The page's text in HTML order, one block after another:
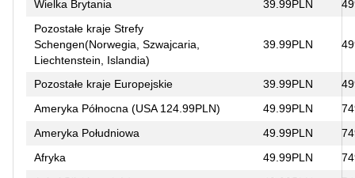
Wielka Brytania
39.99PLN
Pozostałe kraje Strefy
Schengen(Norwegia, Szwajcaria,
Liechtenstein, Islandia)
39.99PLN
Pozostałe kraje Europejskie 39.99PLN
Ameryka Północna (USA 124.99PLN)
49.99PLN
Ameryka Południowa
49.99PLN
Afryka
49.99PLN